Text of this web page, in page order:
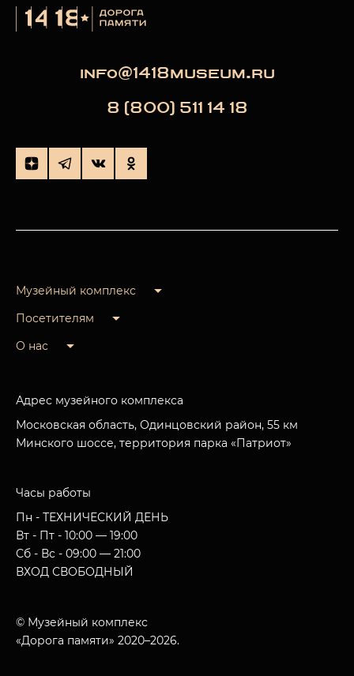
info@1418museum.ru
8 (800) 511 14 18
Музейный комплекс
Посетителям
О нас
Адрес музейного комплекса
Московская область, Одинцовский район, 55 км
Минского шоссе, территория парка «Патриот»
Часы работы
Пн - ТЕХНИЧЕСКИЙ ДЕНЬ
Вт - Пт - 10:00 — 19:00
Сб - Вс - 09:00 — 21:00
ВХОД СВОБОДНЫЙ
© Музейный комплекс
«Дорога памяти» 2020–2026.